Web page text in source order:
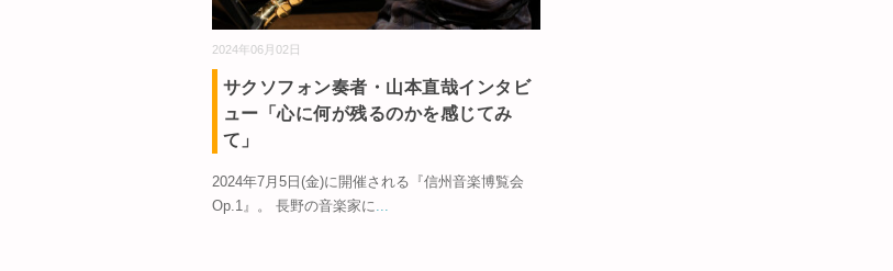
2024年06月02日
サクソフォン奏者・山本直哉インタビ
ュー「心に何が残るのかを感じてみ
て」
2024年7月5日(金)に開催される『信州音楽博覧会
Op.1』。 長野の音楽家に